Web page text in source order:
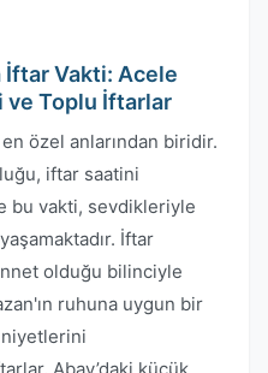
İftar Vakti: Acele
ve Toplu İftarlar
en özel anlarından biridir.
iftar saatini
bu vakti, sevdikleriyle
İftar
olduğu bilinciyle
ruhuna uygun bir